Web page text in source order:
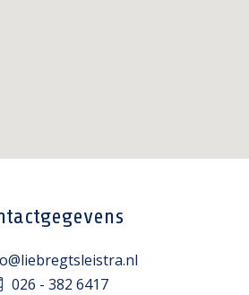
026 - 382 6417